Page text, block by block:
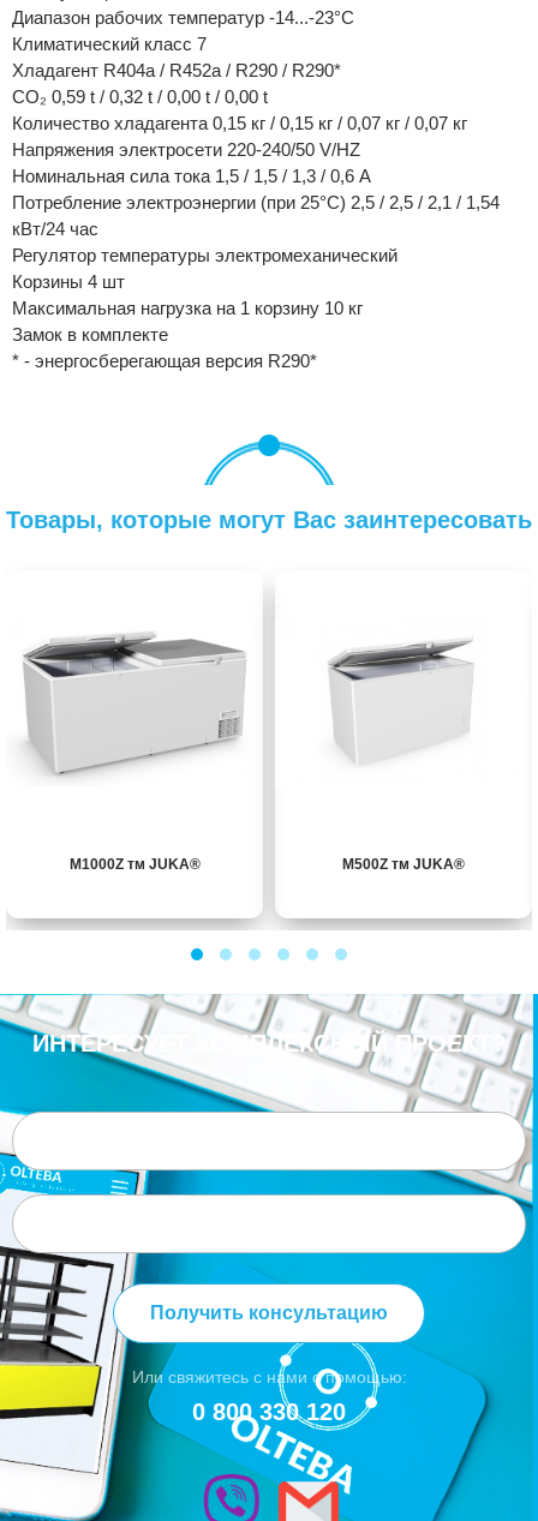
Диапазон рабочих температур -14...-23°C
Климатический класс 7
Хладагент R404a / R452a / R290 / R290*
CO₂ 0,59 t / 0,32 t / 0,00 t / 0,00 t
Количество хладагента 0,15 кг / 0,15 кг / 0,07 кг / 0,07 кг
Напряжения электросети 220-240/50 V/HZ
Номинальная сила тока 1,5 / 1,5 / 1,3 / 0,6 А
Потребление электроэнергии (при 25°C) 2,5 / 2,5 / 2,1 / 1,54
кВт/24 час
Регулятор температуры электромеханический
Корзины 4 шт
Максимальная нагрузка на 1 корзину 10 кг
Замок в комплекте
* - энергосберегающая версия R290*
Товары, которые могут Вас заинтересовать
M1000Z тм JUKA® M500Z тм JUKA®
ИНТЕРЕСУЕТ КОМПЛЕКСНЫЙ ПРОЕКТ?
Получить консультацию
Или свяжитесь с нами с помощью:
0 800 330 120